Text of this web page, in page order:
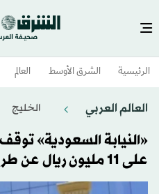
الرئيسية الشرق الأوسط​ العالم
العالم العربي الخليج
«النيابة السعودية»
على 11 مليون ريال عن طريق الاحتيال المالي